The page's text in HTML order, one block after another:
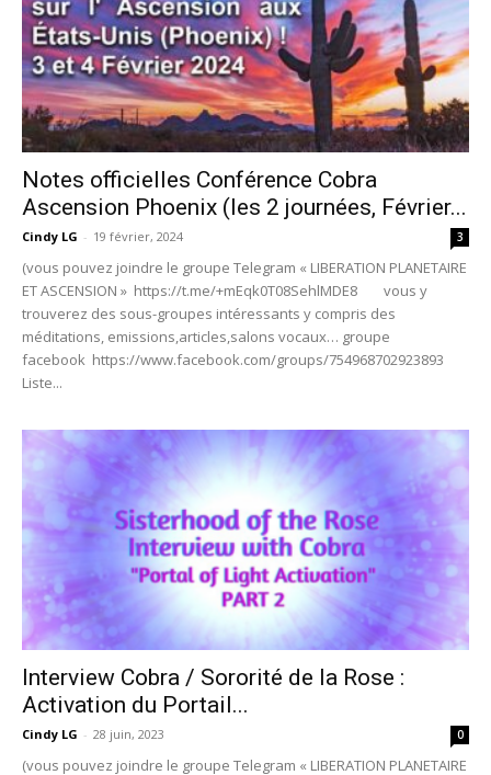
Notes officielles Conférence Cobra
Ascension Phoenix (les 2 journées, Février...
Cindy LG - 19 février, 2024 3
(vous pouvez joindre le groupe Telegram « LIBERATION PLANETAIRE
ET ASCENSION » https://t.me/+mEqk0T08SehlMDE8 vous y
trouverez des sous-groupes intéressants y compris des
méditations, emissions,articles,salons vocaux… groupe
facebook https://www.facebook.com/groups/754968702923893
Liste...
Interview Cobra / Sororité de la Rose :
Activation du Portail...
Cindy LG - 28 juin, 2023 0
(vous pouvez joindre le groupe Telegram « LIBERATION PLANETAIRE